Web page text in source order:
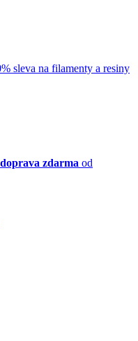
sleva na filamenty a resiny
zdarma od